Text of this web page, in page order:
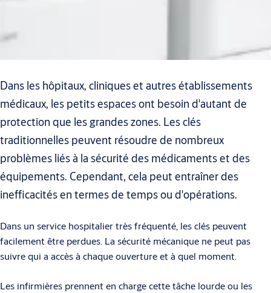
Dans les hôpitaux, cliniques et autres établissements
médicaux, les petits espaces ont besoin d'autant de
protection que les grandes zones. Les clés
traditionnelles peuvent résoudre de nombreux
problèmes liés à la sécurité des médicaments et des
équipements. Cependant, cela peut entraîner des
inefficacités en termes de temps ou d'opérations.
Dans un service hospitalier très fréquenté, les clés peuvent
facilement être perdues. La sécurité mécanique ne peut pas
suivre qui a accès à chaque ouverture et à quel moment.
Les infirmières prennent en charge cette tâche lourde ou les